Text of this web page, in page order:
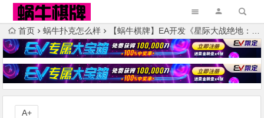
首页 蜗牛扑克怎么样 【蜗牛棋牌】EA开发《星际大战绝地：堕落秩序》 秋季将上市令人玩家兴奋
A+